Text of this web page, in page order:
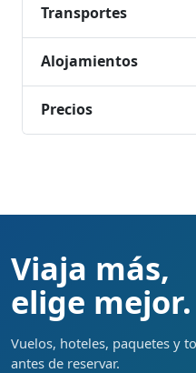
Transportes
Alojamientos
Precios
Viaja más,
elige mejor.
Vuelos, hoteles, paquetes y
antes de reservar.